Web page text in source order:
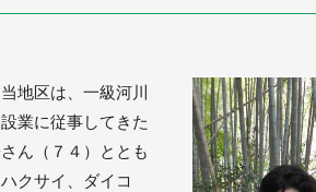
地区は、一級河川
業に従事してきた
ん（７４）ととも
クサイ、ダイコ